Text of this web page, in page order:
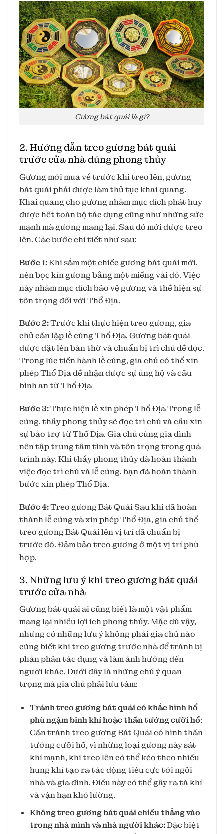
Gương bát quái là gì?
2. Hướng dẫn treo gương bát quái
trước cửa nhà đúng phong thủy
Gương mới mua về trước khi treo lên, gương
bát quái phải được làm thủ tục khai quang.
Khai quang cho gương nhằm mục đích phát huy
được hết toàn bộ tác dụng cũng như những sức
mạnh mà gương mang lại. Sau đó mới được treo
lên. Các bước chi tiết như sau:
Bước 1:Khi sắm một chiếc gương bát quái mới,
nên bọc kín gương bằng một miếng vải đỏ. Việc
này nhằm mục đích bảo vệ gương và thể hiện sự
tôn trọng đối với Thổ Địa.
Bước 2:Trước khi thực hiện treo gương, gia
chủ cần lập lễ cúng Thổ Địa. Gương bát quái
được đặt lên bàn thờ và chuẩn bị trì chú để đọc.
Trong lúc tiến hành lễ cúng, gia chủ có thể xin
phép Thổ Địa để nhận được sự ủng hộ và cầu
bình an từ Thổ Địa
Bước 3:Thực hiện lễ xin phép Thổ Địa Trong lễ
cúng, thầy phong thủy sẽ đọc trì chú và cầu xin
sự bảo trợ từ Thổ Địa. Gia chủ cùng gia đình
nên tập trung tâm tình và tôn trọng trong quá
trình này. Khi thầy phong thủy đã hoàn thành
việc đọc trì chú và lễ cúng, bạn đã hoàn thành
bước xin phép Thổ Địa.
Bước 4:Treo gương Bát Quái Sau khi đã hoàn
thành lễ cúng và xin phép Thổ Địa, gia chủ thể
treo gương Bát Quái lên vị trí đã chuẩn bị
trước đó. Đảm bảo treo gương ở một vị trí phù
hợp.
3. Những lưu ý khi treo gương bát quái
trước cửa nhà
Gương bát quái ai cũng biết là một vật phẩm
mang lại nhiều lợi ích phong thủy. Mặc dù vậy,
nhưng có những lưu ý không phải gia chủ nào
cũng biết khi treo gương trước nhà để tránh bị
phản phản tác dụng và làm ảnh hưởng đến
người khác. Dưới đây là những chú ý quan
trọng mà gia chủ phải lưu tâm:
Tránh treo gương bát quáicó khắc hình hổ
phù ngậm binh khí hoặc thần tướng cưỡi hổ:
Cần tránh treo gương Bát Quái có hình thần
tướng cưỡi hổ, vì những loại gương này sát
khí mạnh, khi treo lên có thể kéo theo nhiều
hung khí tạo ra tác động tiêu cực tới ngôi
nhà và gia đình. Điều này có thể gây ra tà khí
và vận hạn khó lường.
Không treo gương bát quái chiếu thẳng vào
trong nhà mình và nhà người khác:Đặc biệt